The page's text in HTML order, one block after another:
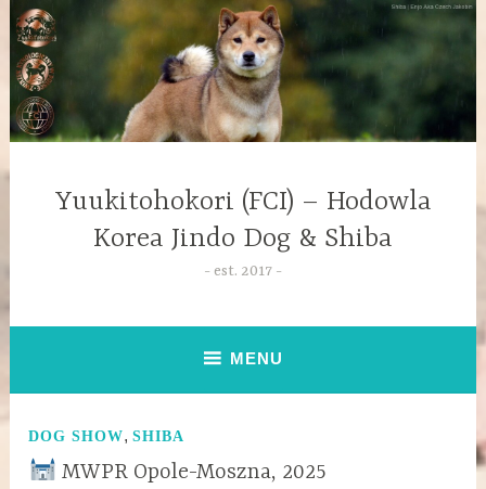
Yuukitohokori (FCI) – Hodowla
Korea Jindo Dog & Shiba
est. 2017
MENU
DOG SHOW,SHIBA
MWPR Opole-Moszna, 2025